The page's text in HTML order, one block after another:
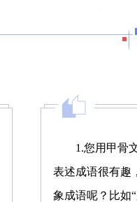
1.您用甲骨
表述成语很有趣
象成语呢？比如